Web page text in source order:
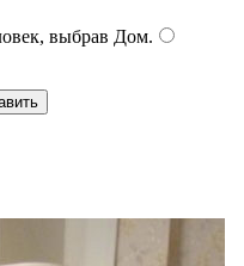
выбрав Дом.